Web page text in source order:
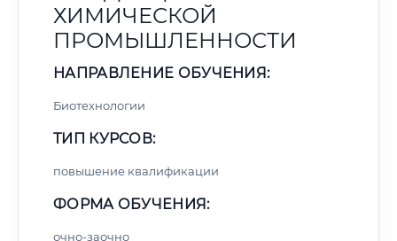
ХИМИЧЕСКОЙ
ПРОМЫШЛЕННОСТИ
НАПРАВЛЕНИЕ ОБУЧЕНИЯ:
Биотехнологии
ТИП КУРСОВ:
повышение квалификации
ФОРМА ОБУЧЕНИЯ:
очно-заочно